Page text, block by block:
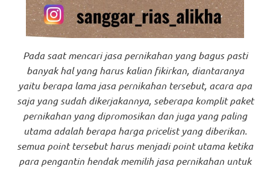
Pada saat mencari jasa pernikahan yang bagus pasti
banyak hal yang harus kalian fikirkan, diantaranya
yaitu berapa lama jasa pernikahan tersebut, acara apa
saja yang sudah dikerjakannya, seberapa komplit paket
pernikahan yang dipromosikan dan juga yang paling
utama adalah berapa harga pricelist yang diberikan.
semua point tersebut harus menjadi point utama ketika
para pengantin hendak memilih jasa pernikahan untuk